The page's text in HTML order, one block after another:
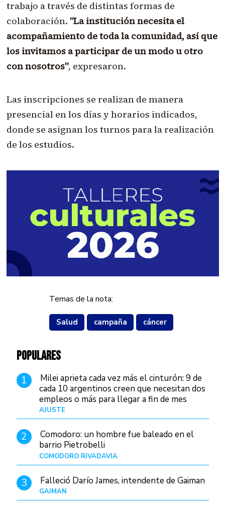
trabajo a través de distintas formas de
colaboración. "La institución necesita el
acompañamiento de toda la comunidad, así que
los invitamos a participar de un modo u otro
con nosotros", expresaron.
Las inscripciones se realizan de manera
presencial en los días y horarios indicados,
donde se asignan los turnos para la realización
de los estudios.
Temas de la nota:
Salud campaña cáncer
POPULARES
1
Milei aprieta cada vez más el cinturón: 9 de
cada 10 argentinos creen que necesitan dos
empleos o más para llegar a fin de mes
AJUSTE
2
Comodoro: un hombre fue baleado en el
barrio Pietrobelli
COMODORO RIVADAVIA
3 Falleció Darío James, intendente de Gaiman
GAIMAN